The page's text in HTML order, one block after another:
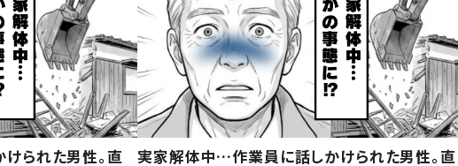
られた男性。直 実家解体中…作業員に話しかけられた男性。直